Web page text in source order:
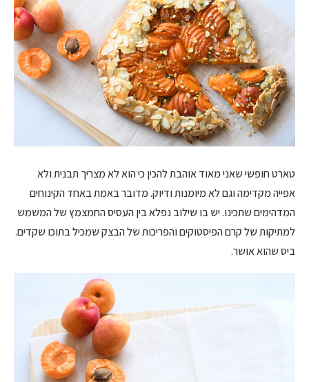
טארט חופשי שאני מאוד אוהבת להכין כי הוא לא מצריך תבנית ולא
אפייה מקדימה וגם לא מיומנות ודיוק. מדובר באמת באחד הקינוחים
המדהימים שתכינו. יש בו שילוב נפלא בין העסיס החמצמץ של המשמש
למתיקות של קרם הפיסטוקים והפריכות של הבצק שמכיל בתוכו שקדים.
ביס שהוא אושר.